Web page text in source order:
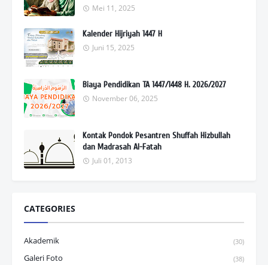
Mei 11, 2025
Kalender Hijriyah 1447 H
Juni 15, 2025
Biaya Pendidikan TA 1447/1448 H. 2026/2027
November 06, 2025
Kontak Pondok Pesantren Shuffah Hizbullah
dan Madrasah Al-Fatah
Juli 01, 2013
CATEGORIES
Akademik (30)
Galeri Foto (38)